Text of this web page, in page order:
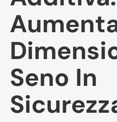
Seno In